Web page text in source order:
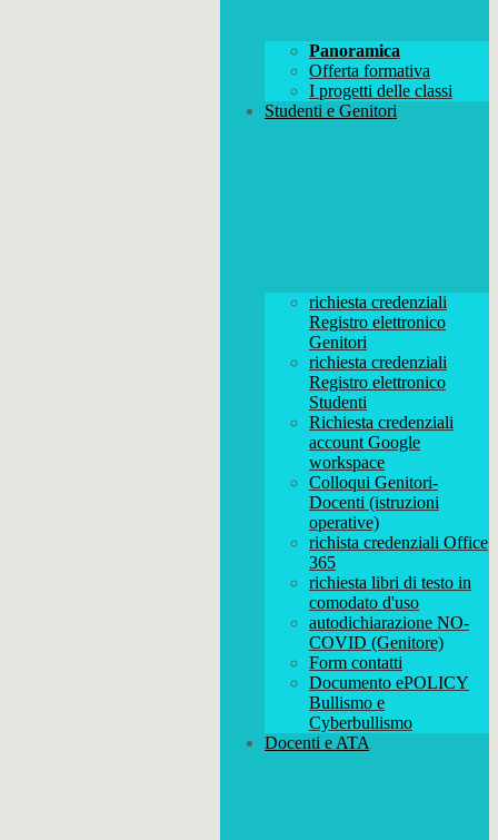
Panoramica
Offerta formativa
I progetti delle classi
Studenti e Genitori
richiesta credenziali
Registro elettronico
Genitori
richiesta credenziali
Registro elettronico
Studenti
Richiesta credenziali
account Google
workspace
Colloqui Genitori-
Docenti (istruzioni
operative)
richista credenziali Office
365
richiesta libri di testo in
comodato d'uso
autodichiarazione NO-
COVID (Genitore)
Form contatti
Documento ePOLICY
Bullismo e
Cyberbullismo
Docenti e ATA